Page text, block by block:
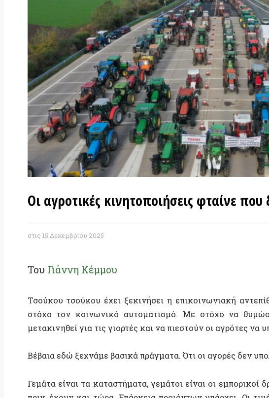
Οι αγροτικές κινητοποιήσεις φταίνε που δεν
στις 15 Δεκεμβρίου 2025
ΤουΓιάννη Κέμμου
στόχο τον κοινωνικό αυτοματισμό. Με στόχο να θυμώσει η
Βέβαια εδώ ξεχνάμε βασικά πράγματα. Ότι οι αγορές δεν
Γεμάτα είναι τα καταστήματα, γεμάτοι είναι οι εμπορικοί
λόγος που δεν έχουν ανέβει περισσότερο οι τιμές είναι γιατί
Ούτε οι αγροτικές κινητοποιήσεις φταίνε που ο μισθός